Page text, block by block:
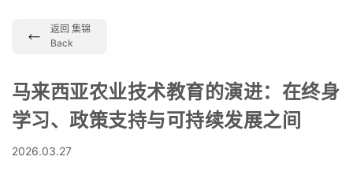
返回 集锦
Back
马来西亚农业技术教育的演进：在终身
学习、政策支持与可持续发展之间
2026.03.27